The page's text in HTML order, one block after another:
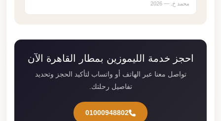
محمد خ. — 2026
احجز خدمة الليموزين بمطار القاهرة الآن
تواصل معنا عبر الهاتف أو واتساب لتأكيد الحجز وتحديد
تفاصيل رحلتك.
01000948802